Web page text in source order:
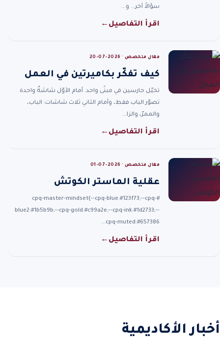
سؤالاً آخر… و…
اقرأ التفاصيل ←
مقال متخصص · 2026-07-20
كيف تفكّر بكاميرتين في العمل
تخيّل حارسين في مبنًى واحد. أمام الأوّل شاشةٌ واحدة
تصوّر الباب فقط، وأمام الثاني ثلاث شاشات: الباب،
والممرّ، والزا…
اقرأ التفاصيل ←
مقال متخصص · 2026-07-01
عقلية الماستر الكوتش
#cpq-master-mindset{--cpq-blue:#123f73;--cpq-
blue2:#1b5b9b;--cpq-gold:#c99a2e;--cpq-ink:#1d2733;--
cpq-muted:#657386…
اقرأ التفاصيل ←
أخبار الأكاديمية